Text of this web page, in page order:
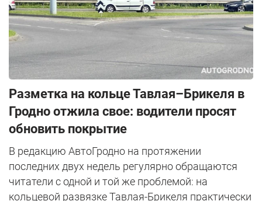
Разметка на кольце Тавлая–Брикеля в
Гродно отжила свое: водители просят
обновить покрытие
В редакцию АвтоГродно на протяжении
последних двух недель регулярно обращаются
читатели с одной и той же проблемой: на
кольцевой развязке Тавлая-Брикеля практически